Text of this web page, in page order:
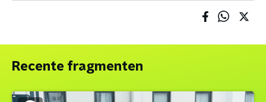
Recente fragmenten